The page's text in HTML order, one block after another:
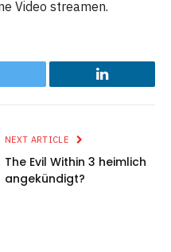
Video streamen.
LinkedIn
NEXT ARTICLE
The Evil Within 3 heimlich
angekündigt?